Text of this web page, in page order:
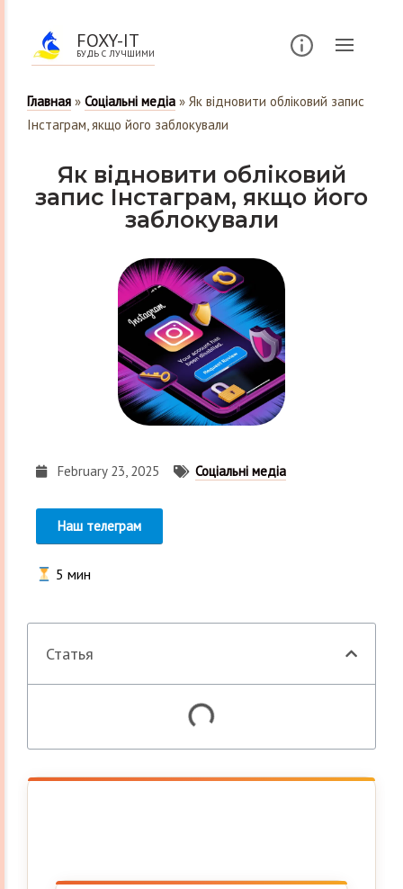
FOXY-IT
БУДЬ С ЛУЧШИМИ
Главная » Соціальні медіа » Як відновити обліковий запис
Інстаграм, якщо його заблокували
Як відновити обліковий
запис Інстаграм, якщо його
заблокували
February 23, 2025 Соціальні медіа
Наш телеграм
5 мин
Статья